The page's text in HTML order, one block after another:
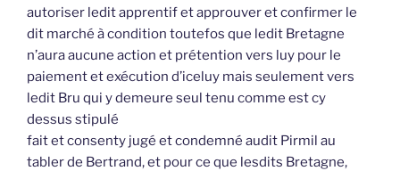
autoriser ledit apprentif et approuver et confirmer le
dit marché à condition toutefos que ledit Bretagne
n’aura aucune action et prétention vers luy pour le
paiement et exécution d’iceluy mais seulement vers
ledit Bru qui y demeure seul tenu comme est cy
dessus stipulé
fait et consenty jugé et condemné audit Pirmil au
tabler de Bertrand, et pour ce que lesdits Bretagne,